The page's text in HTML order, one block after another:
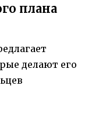
плана
делают его